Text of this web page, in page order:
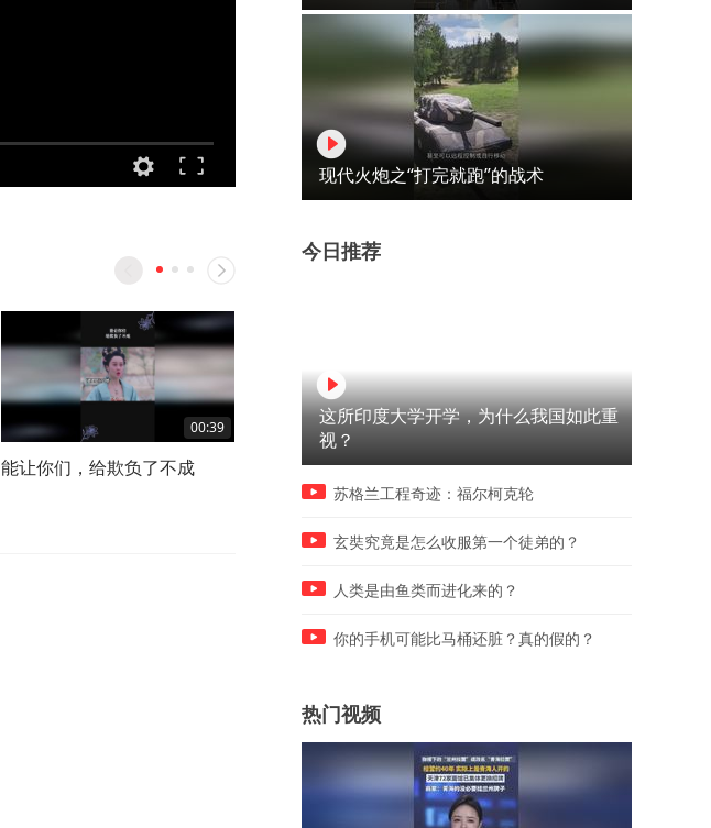
00:39
能让你们，给欺负了不成
02:39
干过房产中介的，都懂吧 这个女技师不正经
现代火炮之“打完就跑”的战术
今日推荐
这所印度大学开学，为什么我国如此重
视？
苏格兰工程奇迹：福尔柯克轮
玄奘究竟是怎么收服第一个徒弟的？
人类是由鱼类而进化来的？
你的手机可能比马桶还脏？真的假的？
热门视频